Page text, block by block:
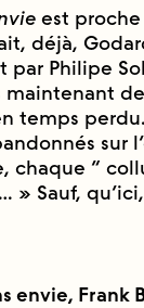
est
déjà,
Philipe
maintenant
temps
sur
chaque “
» Sauf,
envie, Frank